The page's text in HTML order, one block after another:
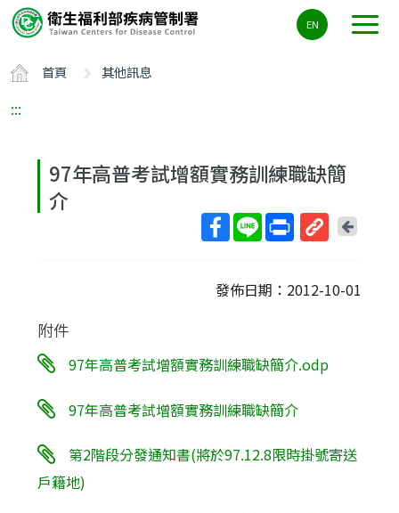
要
容
ALT+C
EN
首頁 其他訊息
:::
97年高普考試增額實務訓練職缺簡
介
短
回
頁
發佈日期：2012-10-01
附件
97年高普考試增額實務訓練職缺簡介.odp
97年高普考試增額實務訓練職缺簡介
第2階段分發通知書(將於97.12.8限時掛號寄送
戶籍地)